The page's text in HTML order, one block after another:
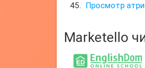
Просмотр
Marketello